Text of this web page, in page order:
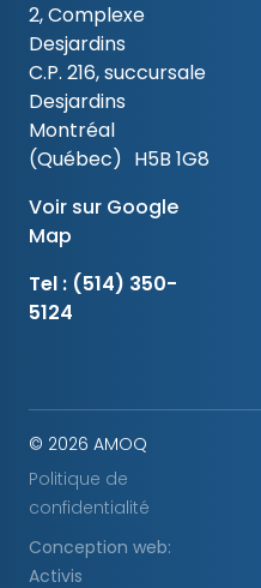
2, Complexe
Desjardins
C.P. 216, succursale
Desjardins
Montréal
(Québec) H5B 1G8
Voir sur Google
Map
Tel : (514) 350-
5124
© 2026 AMOQ
Politique de
confidentialité
Conception web:
Activis